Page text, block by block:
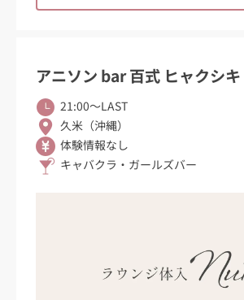
アニソン bar 百式 ヒャクシ
21:00〜LAST
久米（沖縄）
体験情報なし
キャバクラ・ガールズバー